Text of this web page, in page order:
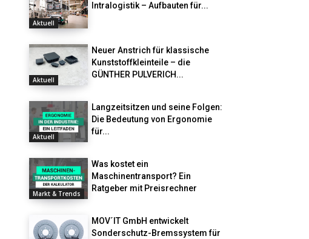
Aktuell
Intralogistik – Aufbauten für...
Aktuell
Neuer Anstrich für klassische
Kunststoffkleinteile – die
GÜNTHER PULVERICH...
Aktuell
Langzeitsitzen und seine Folgen:
Die Bedeutung von Ergonomie
für...
Markt & Trends
Was kostet ein
Maschinentransport? Ein
Ratgeber mit Preisrechner
MOV´IT GmbH entwickelt
Sonderschutz-Bremssystem für